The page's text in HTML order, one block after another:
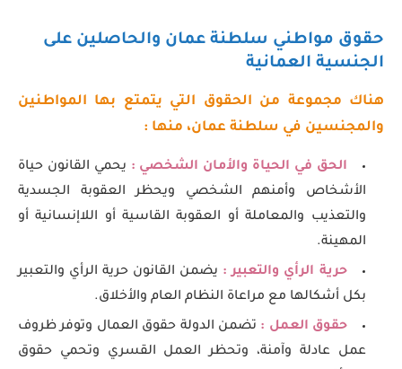
حقوق مواطني سلطنة عمان والحاصلين على
الجنسية العمانية
هناك مجموعة من الحقوق التي يتمتع بها المواطنين
والمجنسين في سلطنة عمان، منها :
الحق في الحياة والأمان الشخصي : يحمي القانون حياة
الأشخاص وأمنهم الشخصي ويحظر العقوبة الجسدية
والتعذيب والمعاملة أو العقوبة القاسية أو اللاإنسانية أو
المهينة.
حرية الرأي والتعبير : يضمن القانون حرية الرأي والتعبير
بكل أشكالها مع مراعاة النظام العام والأخلاق.
حقوق العمل : تضمن الدولة حقوق العمال وتوفر ظروف
عمل عادلة وآمنة، وتحظر العمل القسري وتحمي حقوق